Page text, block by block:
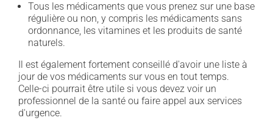
Tous les médicaments que vous prenez sur une base
régulière ou non, y compris les médicaments sans
ordonnance, les vitamines et les produits de santé
naturels.
Il est également fortement conseillé d'avoir une liste à
jour de vos médicaments sur vous en tout temps.
Celle-ci pourrait être utile si vous devez voir un
professionnel de la santé ou faire appel aux services
d'urgence.